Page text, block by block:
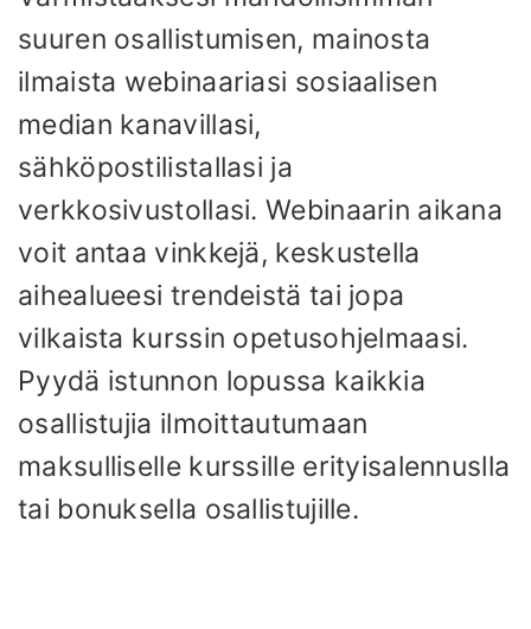
suuren osallistumisen, mainosta
ilmaista webinaariasi sosiaalisen
median kanavillasi,
sähköpostilistallasi ja
verkkosivustollasi. Webinaarin aikana
voit antaa vinkkejä, keskustella
aihealueesi trendeistä tai jopa
vilkaista kurssin opetusohjelmaasi.
Pyydä istunnon lopussa kaikkia
osallistujia ilmoittautumaan
maksulliselle kurssille erityisalennuslla
tai bonuksella osallistujille.